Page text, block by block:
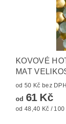
KOVOVÉ
MAT
od 50 Kč bez DPH
od 61 Kč
od 48,40 Kč / 100